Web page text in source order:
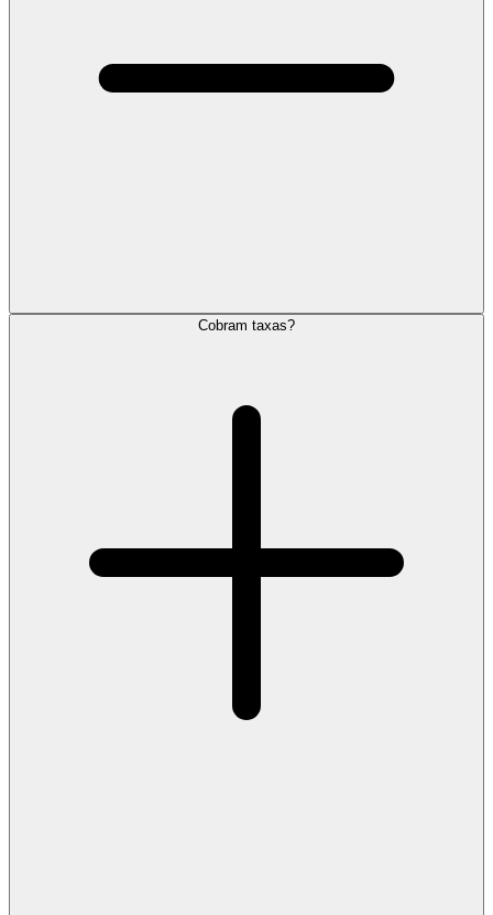
Cobram taxas?